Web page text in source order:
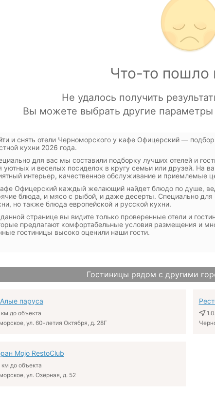
и снять отели Черноморского у кафе Офицерский —
кухни 2026 года.
для вас мы составили подборку лучших отелей и
уютных и веселых посиделок в кругу семьи или друзей. На
интерьер, качественное обслуживание и приемлемые
Офицерский каждый желающий найдет блюдо по душе,
блюда, и мясо с рыбой, и даже десерты. Специально для
но также блюда европейской и русской кухни.
странице вы видите только проверенные отели и
предлагают комфортабельные условия размещения и
гостиницы высоко оценили наши гости.
Гостиницы рядом с другими
паруса
км до объекта
ул. 60-летия Октября, д. 28Г
Mojo RestoClub
км до объекта
ул. Озёрная, д. 52